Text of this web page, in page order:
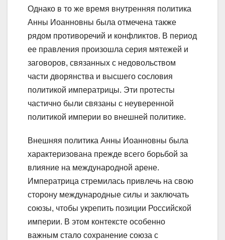
Однако в то же время внутренняя политика
Анны Иоанновны была отмечена также
рядом противоречий и конфликтов. В период
ее правления произошла серия мятежей и
заговоров, связанных с недовольством
части дворянства и высшего сословия
политикой императрицы. Эти протесты
частично были связаны с неуверенной
политикой империи во внешней политике.
Внешняя политика Анны Иоанновны была
характеризована прежде всего борьбой за
влияние на международной арене.
Императрица стремилась привлечь на свою
сторону международные силы и заключать
союзы, чтобы укрепить позиции Российской
империи. В этом контексте особенно
важным стало сохранение союза с